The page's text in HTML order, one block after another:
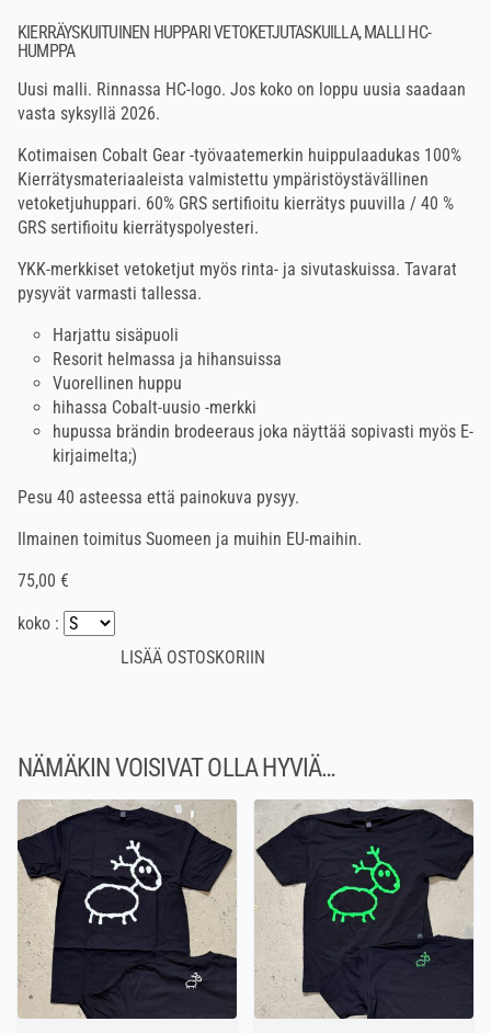
KIERRÄYSKUITUINEN HUPPARI VETOKETJUTASKUILLA, MALLI HC-
HUMPPA
Uusi malli. Rinnassa HC-logo. Jos koko on loppu uusia saadaan
vasta syksyllä 2026.
Kotimaisen Cobalt Gear -työvaatemerkin huippulaadukas 100%
Kierrätysmateriaaleista valmistettu ympäristöystävällinen
vetoketjuhuppari. 60% GRS sertifioitu kierrätys puuvilla / 40 %
GRS sertifioitu kierrätyspolyesteri.
YKK-merkkiset vetoketjut myös rinta- ja sivutaskuissa. Tavarat
pysyvät varmasti tallessa.
Harjattu sisäpuoli
Resorit helmassa ja hihansuissa
Vuorellinen huppu
hihassa Cobalt-uusio -merkki
hupussa brändin brodeeraus joka näyttää sopivasti myös E-
kirjaimelta;)
Pesu 40 asteessa että painokuva pysyy.
Ilmainen toimitus Suomeen ja muihin EU-maihin.
75,00 €
koko :
NÄMÄKIN VOISIVAT OLLA HYVIÄ…